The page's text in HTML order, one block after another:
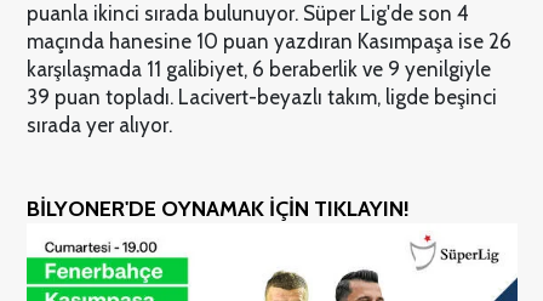
puanla ikinci sırada bulunuyor. Süper Lig'de son 4
maçında hanesine 10 puan yazdıran Kasımpaşa ise 26
karşılaşmada 11 galibiyet, 6 beraberlik ve 9 yenilgiyle
39 puan topladı. Lacivert-beyazlı takım, ligde beşinci
sırada yer alıyor.
BİLYONER'DE OYNAMAK İÇİN TIKLAYIN!